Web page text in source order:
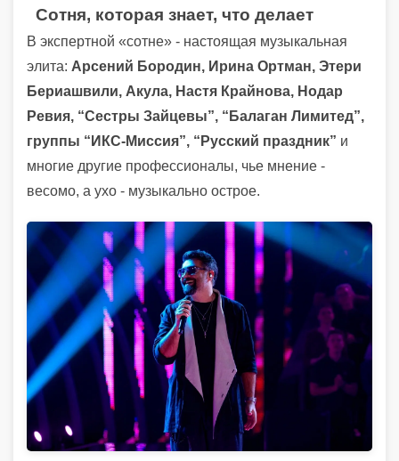
Сотня, которая знает, что делает
В экспертной «сотне» - настоящая музыкальная
элита: Арсений Бородин, Ирина Ортман, Этери
Бериашвили, Акула, Настя Крайнова, Нодар
Ревия, “Сестры Зайцевы”, “Балаган Лимитед”,
группы “ИКС-Миссия”, “Русский праздник” и
многие другие профессионалы, чье мнение -
весомо, а ухо - музыкально острое.